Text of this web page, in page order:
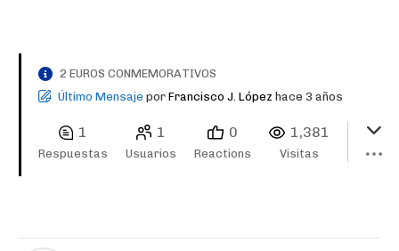
2 EUROS CONMEMORATIVOS
Último Mensaje por Francisco J. López hace 3 años
1
Respuestas
1
Usuarios
0
Reactions
1,381
Visitas